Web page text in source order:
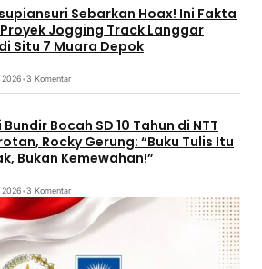
Sebarkan Hoax! Ini Fakta
Jogging Track Langgar
Situ 7 Muara Depok
2026•3 Komentar
Bocah SD 10 Tahun di NTT
Rocky Gerung: “Buku Tulis Itu
Bukan Kemewahan!”
2026•3 Komentar